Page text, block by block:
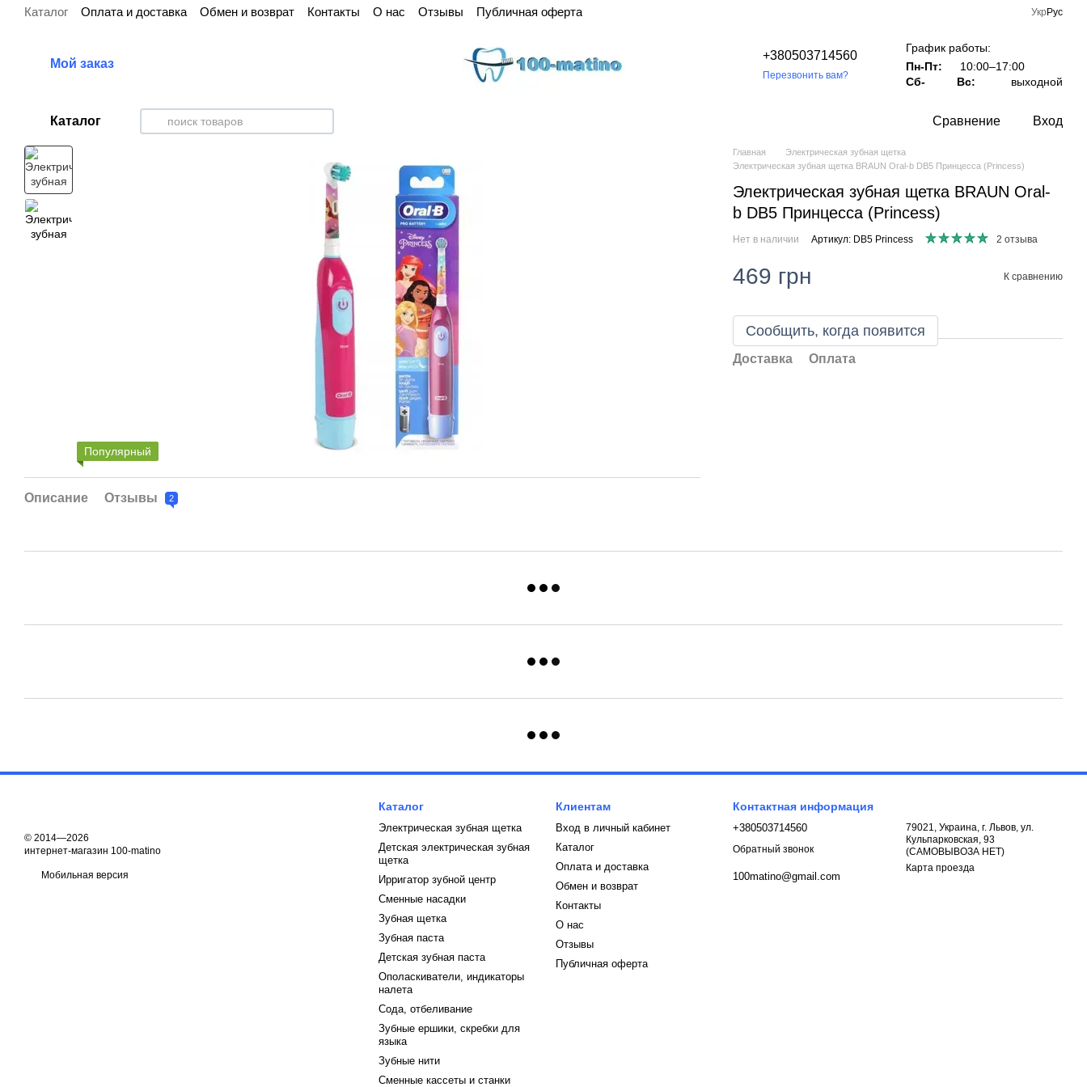
Перейти к основному контенту
Каталог Оплата и доставка Обмен и возврат Контакты О нас Отзывы Публичная оферта Укр Рус
Мой заказ
+380503714560
Перезвонить вам?
График работы:
Пн-Пт:
10:00–17:00
Сб-
Вс: выходной
Каталог Сравнение Вход
Популярный
Описание Отзывы 2
Главная
Электрическая зубная щетка
Электрическая зубная щетка BRAUN Oral-b DB5 Принцесса (Princess)
Электрическая зубная щетка BRAUN Oral-
b DB5 Принцесса (Princess)
Нет в наличии Артикул: DB5 Princess 2 отзыва
469 грн К сравнению
Сообщить, когда появится
Доставка Оплата
© 2014—2026
интернет-магазин 100-matino
Мобильная версия
Каталог
Электрическая зубная щетка
Детская электрическая зубная
щетка
Ирригатор зубной центр
Сменные насадки
Зубная щетка
Зубная паста
Детская зубная паста
Ополаскиватели, индикаторы
налета
Сода, отбеливание
Зубные ершики, скребки для
языка
Зубные нити
Сменные кассеты и станки
Клиентам
Вход в личный кабинет
Каталог
Оплата и доставка
Обмен и возврат
Контакты
О нас
Отзывы
Публичная оферта
Контактная информация
+380503714560
Обратный звонок
100matino@gmail.com
79021, Украина, г. Львов, ул.
Кульпарковская, 93
(САМОВЫВОЗА НЕТ)
Карта проезда